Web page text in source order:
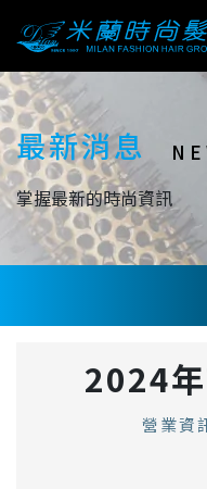
最新消息
掌握最新的時尚資訊
2024
營業資